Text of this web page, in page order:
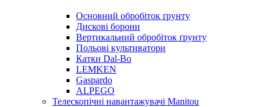
Основний обробіток ґрунту
Дискові борони
Вертикальний обробіток ґрунту
Польові культиватори
Катки Dal-Bo
LEMKEN
Gaspardo
ALPEGO
Телескопічні навантажувачі Manitou